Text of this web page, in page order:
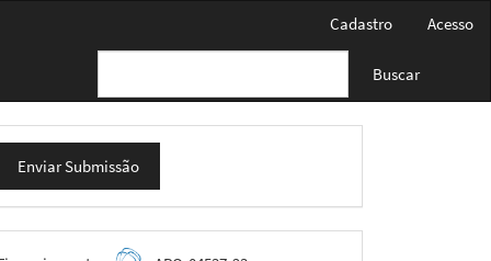
Cadastro Acesso
Buscar
Enviar Submissão